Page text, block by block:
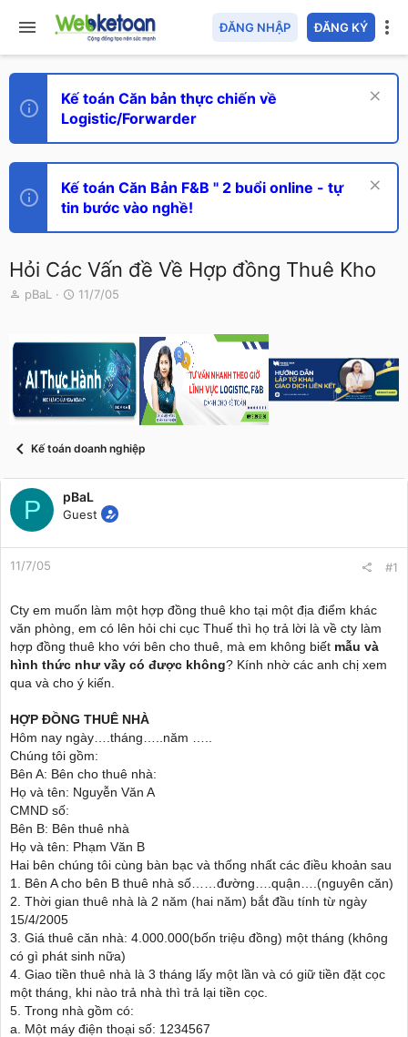
ĐĂNG NHẬP ĐĂNG KÝ
Kế toán Căn bản thực chiến về
Logistic/Forwarder
Kế toán Căn Bản F&B " 2 buổi online - tự
tin bước vào nghề!
Hỏi Các Vấn đề Về Hợp đồng Thuê Kho
T
e
a
d
s
a
r
pBaL
N
y
ử
i
11/7/05
Kế toán doanh nghiệp
P pBaL
Guest
11/7/05 #1
Cty em muốn làm một hợp đồng thuê kho tại một địa điểm khác
văn phòng, em có lên hỏi chi cục Thuế thì họ trả lời là về cty làm
hợp đồng thuê kho với bên cho thuê, mà em không biết mẫu và
hình thức như vầy có được không? Kính nhờ các anh chị xem
qua và cho ý kiến.
HỢP ĐỒNG THUÊ NHÀ
Hôm nay ngày….tháng…..năm …..
Chúng tôi gồm:
Bên A: Bên cho thuê nhà:
Họ và tên: Nguyễn Văn A
CMND số:
Bên B: Bên thuê nhà
Họ và tên: Phạm Văn B
Hai bên chúng tôi cùng bàn bạc và thống nhất các điều khoản sau
1. Bên A cho bên B thuê nhà số……đường….quận….(nguyên căn)
2. Thời gian thuê nhà là 2 năm (hai năm) bắt đầu tính từ ngày
15/4/2005
3. Giá thuê căn nhà: 4.000.000(bốn triệu đồng) một tháng (không
có gì phát sinh nữa)
4. Giao tiền thuê nhà là 3 tháng lấy một lần và có giữ tiền đặt cọc
một tháng, khi nào trả nhà thì trả lại tiền cọc.
5. Trong nhà gồm có:
a. Một máy điện thoại số: 1234567